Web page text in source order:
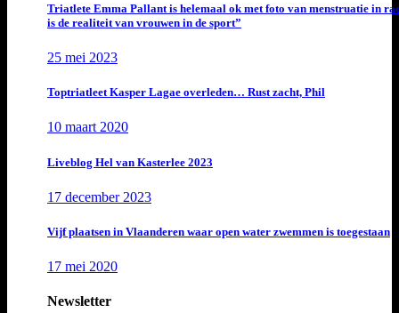
Triatlete Emma Pallant is helemaal ok met foto van menstruatie in
is de realiteit van vrouwen in de sport”
25 mei 2023
Toptriatleet Kasper Lagae overleden… Rust zacht, Phil
10 maart 2020
Liveblog Hel van Kasterlee 2023
17 december 2023
Vijf plaatsen in Vlaanderen waar open water zwemmen is toegestaan
17 mei 2020
Newsletter